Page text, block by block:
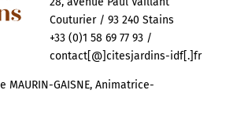
Couturier / 93 240 Stains
+33 (0)1 58 69 77 93 /
contact[@]citesjardins-idf[.]fr
MAURIN-GAISNE, Animatrice-